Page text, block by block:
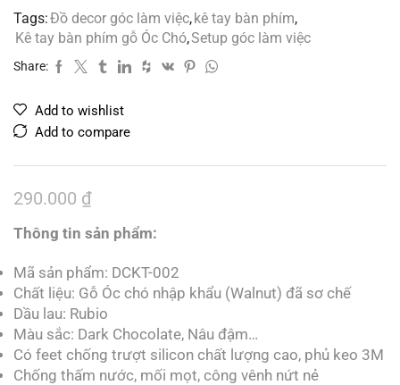
Tags:Đồ decor góc làm việc, kê tay bàn phím,
Kê tay bàn phím gỗ Óc Chó,Setup góc làm việc
Share:
Add to wishlist
Add to compare
290.000 ₫
Thông tin sản phẩm:
Mã sản phẩm: DCKT-002
Chất liệu: Gỗ Óc chó nhập khẩu (Walnut) đã sơ chế
Dầu lau: Rubio
Màu sắc: Dark Chocolate, Nâu đậm…
Có feet chống trượt silicon chất lượng cao, phủ keo 3M
Chống thấm nước, mối mọt, công vênh nứt nẻ